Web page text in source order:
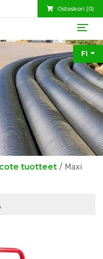
Ostoskori (0)
FI
tuotteet / Maxi